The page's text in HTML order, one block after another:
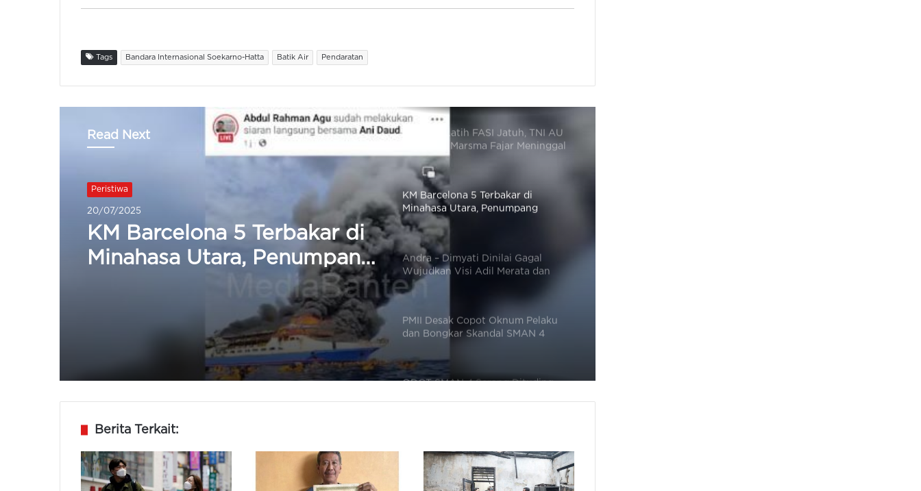
Tags Bandara Internasional Soekarno-Hatta Batik Air Pendaratan
Read Next
Peristiwa
10/07/2025
Andra – Dimyati Dinilai
Gagal Wujudkan Visi Adil
Merata dan Tidak Korupsi
Liverpool Resmi Pensiunkan Nomor
KM Barcelona 5 Terbakar di
Minahasa Utara, Penumpang
Dievakuasi ke Pulau Terdekat
Andra – Dimyati Dinilai Gagal
Wujudkan Visi Adil Merata dan
Tidak Korupsi
PMII Desak Copot Oknum Pelaku
dan Bongkar Skandal SMAN 4
Serang
ODOT SMAN 4 Serang Dituding
Memaksa, Siswa: Enggak Bayar,
Murid SMAN 4 Serang Ungkap
SMAN 4 Serang, Mantan Kepsek:
Sudah Damai
Berita Terkait: